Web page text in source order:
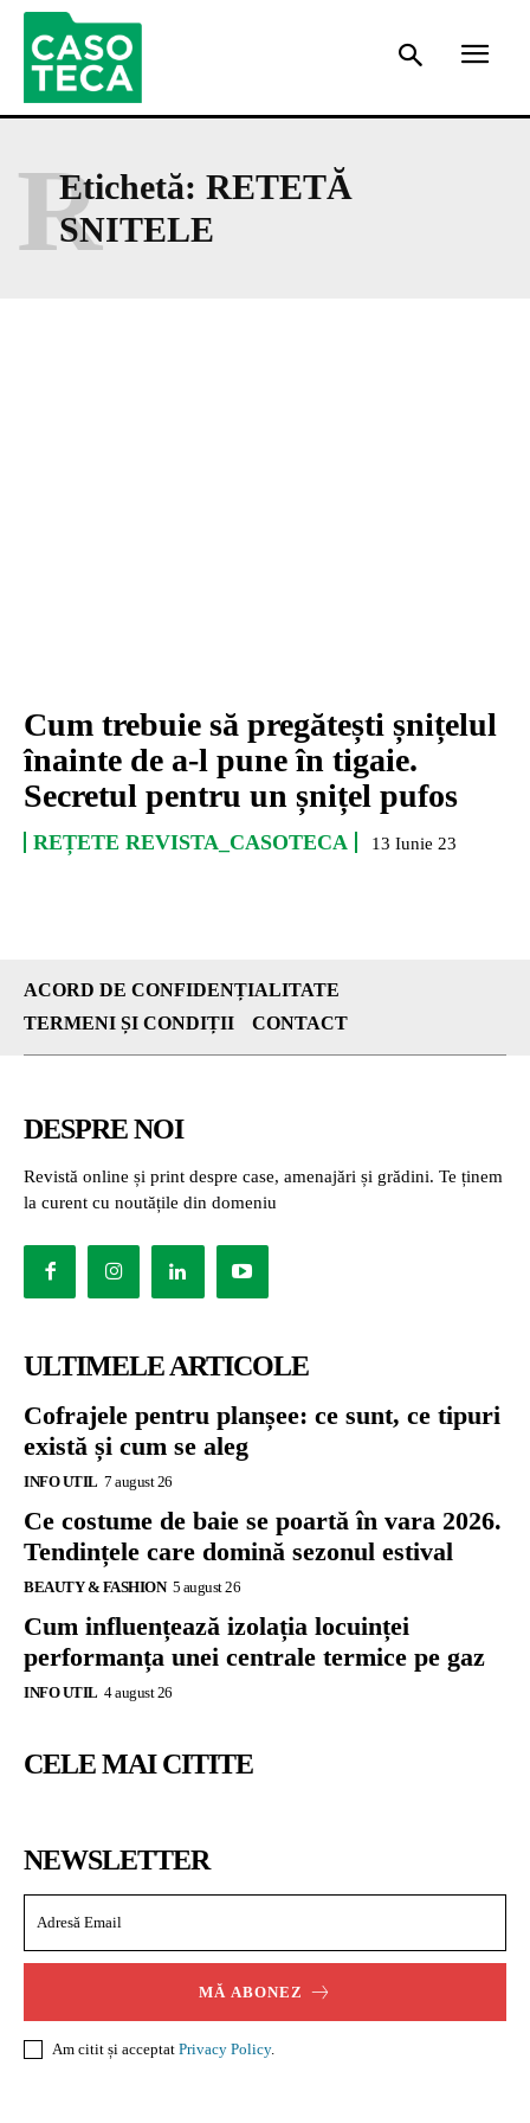
Etichetă: RETETĂ
SNITELE
R
Cum trebuie să pregătești șnițelul
înainte de a-l pune în tigaie.
Secretul pentru un șnițel pufos
REȚETE REVISTA_CASOTECA 13 Iunie 23
ACORD DE CONFIDENȚIALITATE
TERMENI ȘI CONDIȚII
CONTACT
DESPRE NOI
Revistă online și print despre case, amenajări și grădini. Te ținem
la curent cu noutățile din domeniu
ULTIMELE ARTICOLE
Cofrajele pentru planșee: ce sunt, ce tipuri
există și cum se aleg
INFO UTIL 7 august 26
Ce costume de baie se poartă în vara 2026.
Tendințele care domină sezonul estival
BEAUTY & FASHION 5 august 26
Cum influențează izolația locuinței
performanța unei centrale termice pe gaz
INFO UTIL 4 august 26
CELE MAI CITITE
NEWSLETTER
MĂ ABONEZ
Am citit și acceptat Privacy Policy.